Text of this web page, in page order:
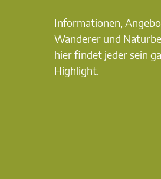
Informationen,
Wanderer und
hier findet jeder sein
Highlight.